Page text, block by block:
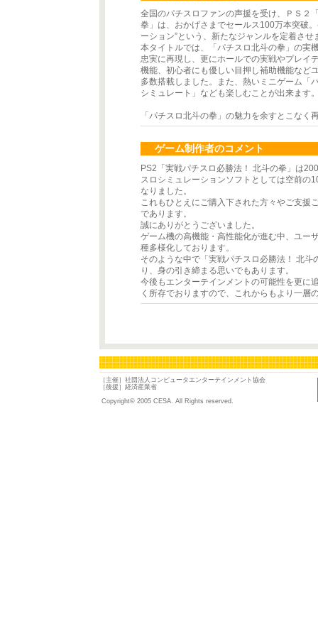
全国のパチスロファンの声援を受け、ＰＳ
拳」は、おかげさまでセールス100万本突破
ーション”という、新たなジャンルを定着さ
本タイトルでは、「パチスロ北斗の拳」の実
忠実に再現し、更にホールでの実戦やプレイ
機能、初心者にも優しい目押し補助機能など
多数搭載しました。また、熱いミニゲーム「
シミュレート」なども楽しむことが出来ま
「パチスロ北斗の拳」の魅力を余すとこな
ゲーム制作者のコメント
PS2「実戦パチスロ必勝法！ 北斗の拳」は
スロシミュレーションソフトとしては空前の
なりました。
これもひとえにご購入下された方々やご支援
であります。
誠にありがとうございました。
ゲーム機の高機能・高性能化が進む中、ユー
種多様化しております。
そのような中で「実戦パチスロ必勝法！ 北
り、身の引き締まる思いでもあります。
今後もエンターテインメントの可能性を更に
く所存でおりますので、これからもより一層
［主催］社団法人コンピュータエンターテインメント協会
［後援］経済産業省
Copyright© 2005 CESA. All Rights reserved.